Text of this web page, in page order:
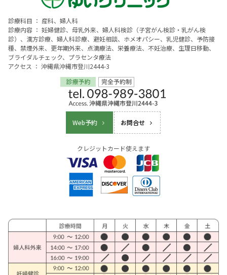
診療科目 ： 産科、婦人科
診療内容 ： 妊婦健診、母乳外来、婦人科検診（子宮がん検診・乳がん検
診）、漢方診療、婦人科診療、避妊相談、ホメオパシー、乳児健診、予防接
種、禁煙外来、更年期外来、点滴療法、栄養療法、不妊治療、生理日移動、
ブライダルチェック、プラセンタ療法
アクセス ： 沖縄県沖縄市登川2444-3
Web予約 お問合せ
クレジットカード使えます